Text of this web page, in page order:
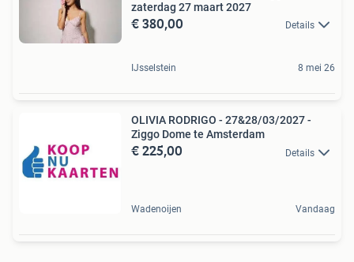
zaterdag 27 maart 2027
€ 380,00 Details
IJsselstein 8 mei 26
OLIVIA RODRIGO - 27&28/03/2027 -
Ziggo Dome te Amsterdam
€ 225,00 Details
Wadenoijen Vandaag